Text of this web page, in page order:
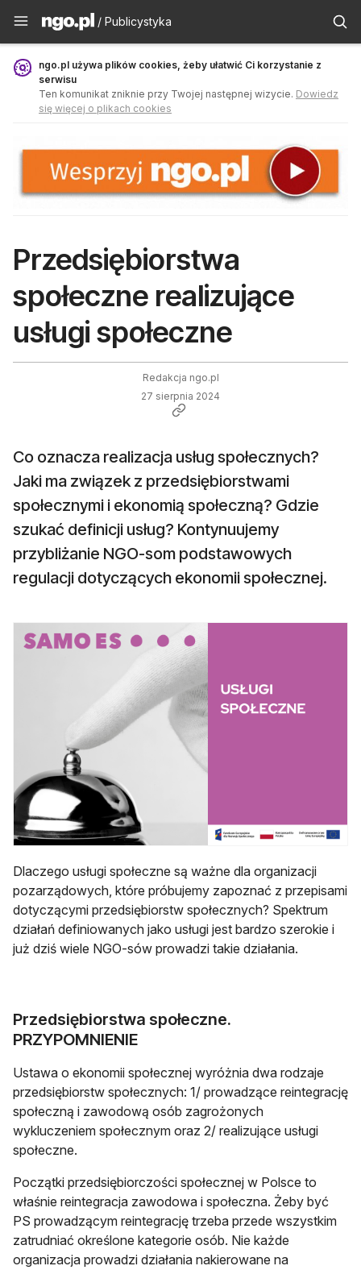
Publicystyka - ngo.pl
/ Publicystyka
ngo.pl używa plików cookies, żeby ułatwić Ci korzystanie z
serwisu
Ten komunikat zniknie przy Twojej następnej wizycie. Dowiedz
się więcej o plikach cookies
Przedsiębiorstwa
społeczne realizujące
usługi społeczne
Redakcja ngo.pl
27 sierpnia 2024
Co oznacza realizacja usług społecznych?
Jaki ma związek z przedsiębiorstwami
społecznymi i ekonomią społeczną? Gdzie
szukać definicji usług? Kontynuujemy
przybliżanie NGO-som podstawowych
regulacji dotyczących ekonomii społecznej.
Dlaczego usługi społeczne są ważne dla organizacji
pozarządowych, które próbujemy zapoznać z przepisami
dotyczącymi przedsiębiorstw społecznych? Spektrum
działań definiowanych jako usługi jest bardzo szerokie i
już dziś wiele NGO-sów prowadzi takie działania.
Przedsiębiorstwa społeczne.
PRZYPOMNIENIE
Ustawa o ekonomii społecznej wyróżnia dwa rodzaje
przedsiębiorstw społecznych: 1/ prowadzące reintegrację
społeczną i zawodową osób zagrożonych
wykluczeniem społecznym oraz 2/ realizujące usługi
społeczne.
Początki przedsiębiorczości społecznej w Polsce to
właśnie reintegracja zawodowa i społeczna. Żeby być
PS prowadzącym reintegrację trzeba przede wszystkim
zatrudniać określone kategorie osób. Nie każde
organizacja prowadzi działania nakierowane na